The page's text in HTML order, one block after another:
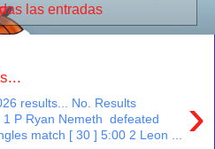
las entradas
›
results... No. Results
1 P Ryan Nemeth defeated
match [ 30 ] 5:00 2 Leon ...